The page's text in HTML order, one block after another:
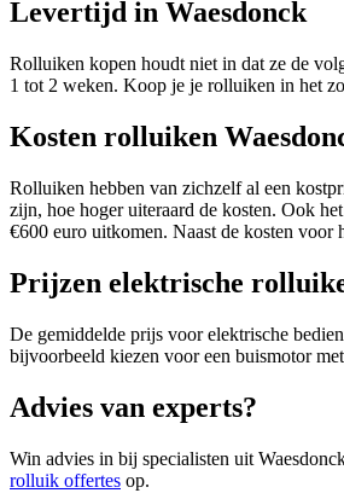
Levertijd in Waesdonck
Rolluiken kopen houdt niet in dat ze de
1 tot 2 weken. Koop je je rolluiken in het
Kosten rolluiken
Rolluiken hebben van zichzelf al een
zijn, hoe hoger uiteraard de kosten. Ook
€600 euro uitkomen. Naast de kosten voor
Prijzen elektrische
De gemiddelde prijs voor elektrische
bijvoorbeeld kiezen voor een buismotor
Advies van experts?
Win advies in bij specialisten uit
rolluik offertes op.